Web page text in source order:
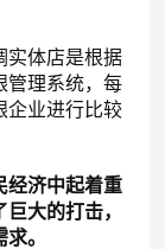
实体店是根据
管理系统，每
企业进行比较
经济中起着重
大的打击，
。